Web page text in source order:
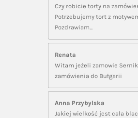
Czy robicie torty na
Potrzebujemy tort z
Pozdrawiam...
Renata
Witam jeżeli zamowie
zamówienia do Bułgarii
Anna Przybylska
Jakiej wielkość jest cała